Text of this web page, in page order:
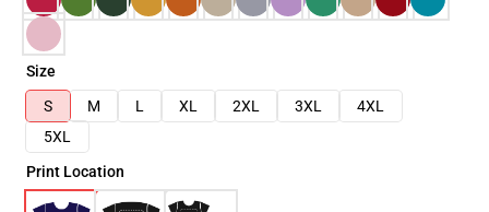
Size
S
M L XL 2XL 3XL
4XL
5XL
Print Location